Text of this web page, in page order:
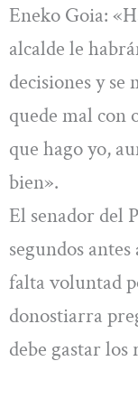
Eneko Goia:
alcalde le
decisiones y se
quede mal con
que hago yo,
bien».
El senador del
segundos
falta voluntad
donostiarra
debe gastar los